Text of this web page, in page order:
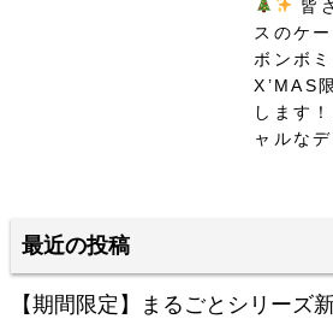
皆
スのケ
ボンボ
X’MAS
します
ャルな
最近の投稿
【期間限定】まるごとシリーズ